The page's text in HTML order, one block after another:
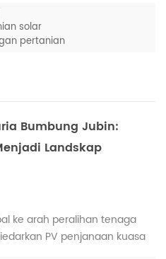
iaitu peningkatan kos
alam sekitar yang semakin
yang tidak habis-
sebagai penyelesaian
solar
pertanian
Bumbung Jubin:
Landskap
ke arah peralihan tenaga
PV penjanaan kuasa